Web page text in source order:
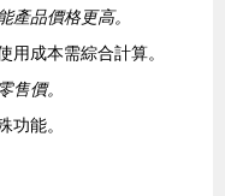
產品價格更高。
用成本需綜合計算。
售價。
功能。